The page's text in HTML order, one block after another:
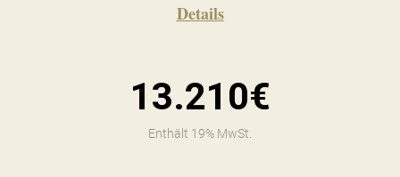
Details
13.210€
Enthält 19% MwSt.